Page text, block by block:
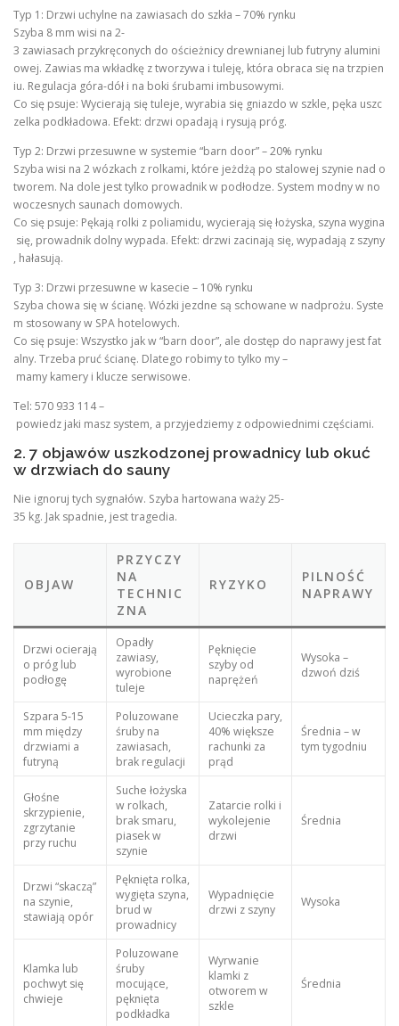
Typ 1: Drzwi uchylne na zawiasach do szkła – 70% rynku
Szyba 8 mm wisi na 2-
3 zawiasach przykręconych do ościeżnicy drewnianej lub futryny alumini
owej. Zawias ma wkładkę z tworzywa i tuleję, która obraca się na trzpien
iu. Regulacja góra-dół i na boki śrubami imbusowymi.
Co się psuje: Wycierają się tuleje, wyrabia się gniazdo w szkle, pęka uszc
zelka podkładowa. Efekt: drzwi opadają i rysują próg.
Typ 2: Drzwi przesuwne w systemie “barn door” – 20% rynku
Szyba wisi na 2 wózkach z rolkami, które jeżdżą po stalowej szynie nad o
tworem. Na dole jest tylko prowadnik w podłodze. System modny w no
woczesnych saunach domowych.
Co się psuje: Pękają rolki z poliamidu, wycierają się łożyska, szyna wygina
się, prowadnik dolny wypada. Efekt: drzwi zacinają się, wypadają z szyny
, hałasują.
Typ 3: Drzwi przesuwne w kasecie – 10% rynku
Szyba chowa się w ścianę. Wózki jezdne są schowane w nadprożu. Syste
m stosowany w SPA hotelowych.
Co się psuje: Wszystko jak w “barn door”, ale dostęp do naprawy jest fat
alny. Trzeba pruć ścianę. Dlatego robimy to tylko my –
mamy kamery i klucze serwisowe.
Tel: 570 933 114 –
powiedz jaki masz system, a przyjedziemy z odpowiednimi częściami.
2. 7 objawów uszkodzonej prowadnicy lub okuć
w drzwiach do sauny
Nie ignoruj tych sygnałów. Szyba hartowana waży 25-
35 kg. Jak spadnie, jest tragedia.
OBJAW
PRZYCZY
NA
TECHNIC
ZNA
RYZYKO
PILNOŚĆ
NAPRAWY
Drzwi ocierają
o próg lub
podłogę
Opadły
zawiasy,
wyrobione
tuleje
Pęknięcie
szyby od
naprężeń
Wysoka –
dzwoń dziś
Szpara 5-15
mm między
drzwiami a
futryną
Poluzowane
śruby na
zawiasach,
brak regulacji
Ucieczka pary,
40% większe
rachunki za
prąd
Średnia – w
tym tygodniu
Głośne
skrzypienie,
zgrzytanie
przy ruchu
Suche łożyska
w rolkach,
brak smaru,
piasek w
szynie
Zatarcie rolki i
wykolejenie
drzwi
Średnia
Drzwi “skaczą”
na szynie,
stawiają opór
Pęknięta rolka,
wygięta szyna,
brud w
prowadnicy
Wypadnięcie
drzwi z szyny
Wysoka
Klamka lub
pochwyt się
chwieje
Poluzowane
śruby
mocujące,
pęknięta
podkładka
Wyrwanie
klamki z
otworem w
szkle
Średnia